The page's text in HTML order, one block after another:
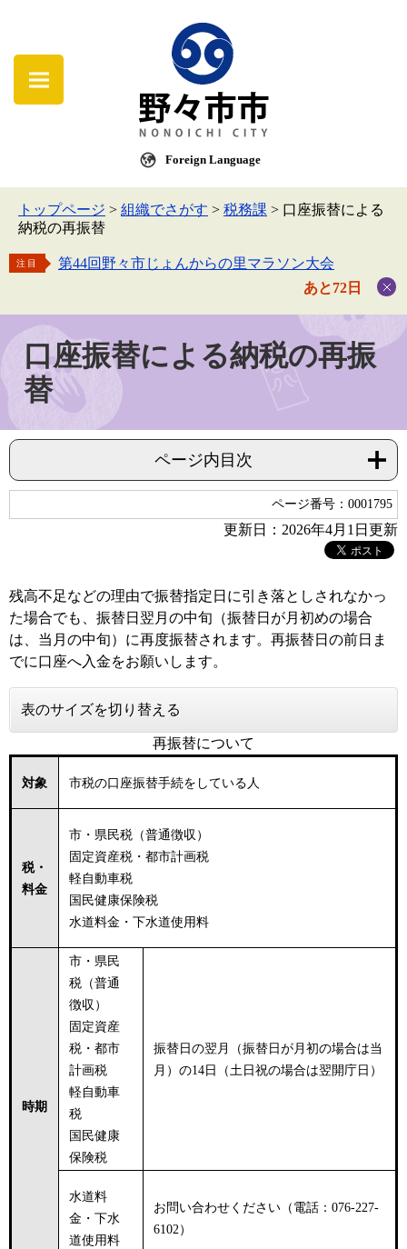
Foreign Language
トップページ > 組織でさがす > 税務課 > 口座振替による
納税の再振替
注目
第44回野々市じょんからの里マラソン大会
あと72日
口座振替による納税の再振
替
ページ内目次
ページ番号：0001795
更新日：2026年4月1日更新
残高不足などの理由で振替指定日に引き落としされなかっ
た場合でも、振替日翌月の中旬（振替日が月初めの場合
は、当月の中旬）に再度振替されます。再振替日の前日ま
でに口座へ入金をお願いします。
表のサイズを切り替える
再振替について
対象 市税の口座振替手続をしている人
税・
料金
市・県民税（普通徴収）
固定資産税・都市計画税
軽自動車税
国民健康保険税
水道料金・下水道使用料
時期
市・県民
税（普通
徴収）
固定資産
税・都市
計画税
軽自動車
税
国民健康
保険税
振替日の翌月（振替日が月初の場合は当
月）の14日（土日祝の場合は翌開庁日）
水道料
金・下水
道使用料
お問い合わせください（電話：076-227-
6102）